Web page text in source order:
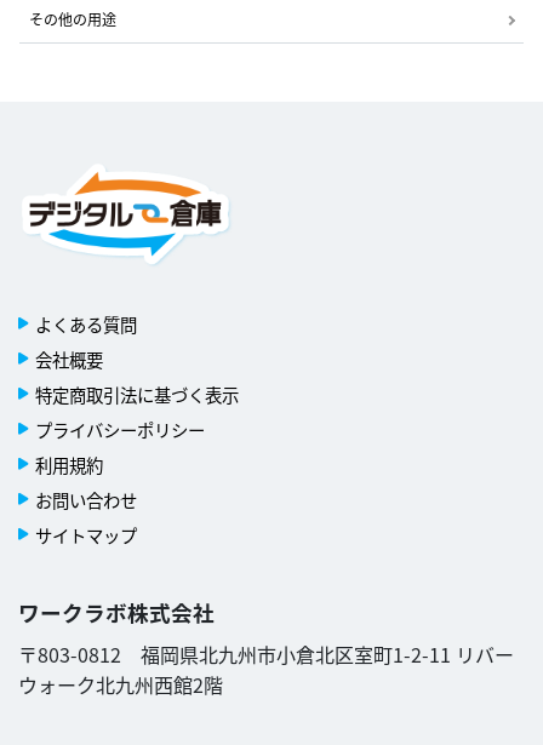
その他の用途
よくある質問
会社概要
特定商取引法に基づく表示
プライバシーポリシー
利用規約
お問い合わせ
サイトマップ
ワークラボ株式会社
〒803-0812 福岡県北九州市小倉北区室町1-2-11 リバー
ウォーク北九州西館2階